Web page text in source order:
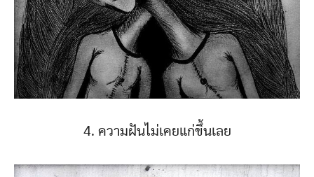
4. ความฝันไม่เคยแก่ขึ้นเลย